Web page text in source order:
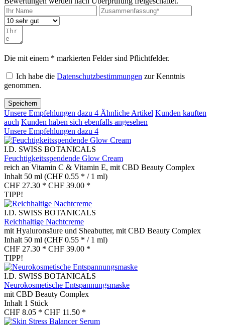
Die mit einem * markierten Felder sind Pflichtfelder.
Ich habe die Datenschutzbestimmungen zur Kenntnis
genommen.
Speichern
Unsere Empfehlungen dazu 4 Ähnliche Artikel Kunden kauften
auch Kunden haben sich ebenfalls angesehen
Unsere Empfehlungen dazu 4
I.D. SWISS BOTANICALS
Feuchtigkeitsspendende Glow Cream
reich an Vitamin C & Vitamin E, mit CBD Beauty Complex
Inhalt 50 ml (CHF 0.55 * / 1 ml)
CHF 27.30 * CHF 39.00 *
TIPP!
I.D. SWISS BOTANICALS
Reichhaltige Nachtcreme
mit Hyaluronsäure und Sheabutter, mit CBD Beauty Complex
Inhalt 50 ml (CHF 0.55 * / 1 ml)
CHF 27.30 * CHF 39.00 *
TIPP!
I.D. SWISS BOTANICALS
Neurokosmetische Entspannungsmaske
mit CBD Beauty Complex
Inhalt 1 Stück
CHF 8.05 * CHF 11.50 *